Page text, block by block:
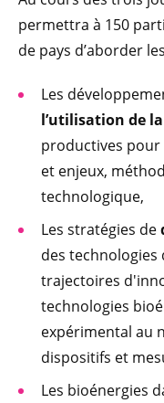
permettra à 150
de pays d’aborder
Les
l’utilisation de
productives pour
et enjeux,
technologique,
Les stratégies de
des technologies
trajectoires
technologies
expérimental au
dispositifs et
Les bioénergies